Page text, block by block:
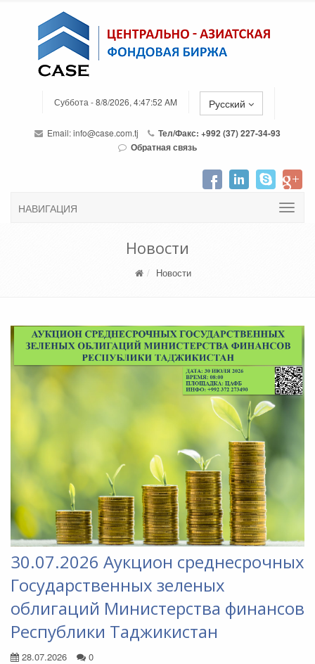
Суббота - 8/8/2026, 4:47:52 AM Русский
Email:info@case.com.tj
Тел/Факс: +992 (37) 227-34-93
Обратная связь
НАВИГАЦИЯ
Новости
Новости
30.07.2026 Аукцион среднесрочных
Государственных зеленых
облигаций Министерства финансов
Республики Таджикистан
28.07.2026 0